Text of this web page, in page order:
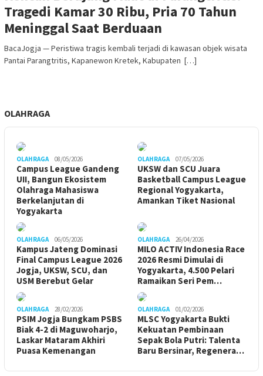
Tragedi Kamar 30 Ribu, Pria 70 Tahun
Meninggal Saat Berduaan
BacaJogja — Peristiwa tragis kembali terjadi di kawasan objek wisata
Pantai Parangtritis, Kapanewon Kretek, Kabupaten […]
OLAHRAGA
OLAHRAGA 08/05/2026
Campus League Gandeng
UII, Bangun Ekosistem
Olahraga Mahasiswa
Berkelanjutan di
Yogyakarta
OLAHRAGA 07/05/2026
UKSW dan SCU Juara
Basketball Campus League
Regional Yogyakarta,
Amankan Tiket Nasional
OLAHRAGA 06/05/2026
Kampus Jateng Dominasi
Final Campus League 2026
Jogja, UKSW, SCU, dan
USM Berebut Gelar
OLAHRAGA 26/04/2026
MILO ACTIV Indonesia Race
2026 Resmi Dimulai di
Yogyakarta, 4.500 Pelari
Ramaikan Seri Pem…
OLAHRAGA 28/02/2026
PSIM Jogja Bungkam PSBS
Biak 4-2 di Maguwoharjo,
Laskar Mataram Akhiri
Puasa Kemenangan
OLAHRAGA 01/02/2026
MLSC Yogyakarta Bukti
Kekuatan Pembinaan
Sepak Bola Putri: Talenta
Baru Bersinar, Regenera…